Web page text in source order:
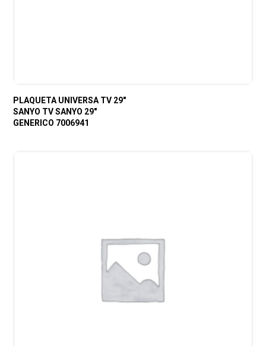
PLAQUETA UNIVERSA TV 29″
SANYO TV SANYO 29″
GENERICO 7006941